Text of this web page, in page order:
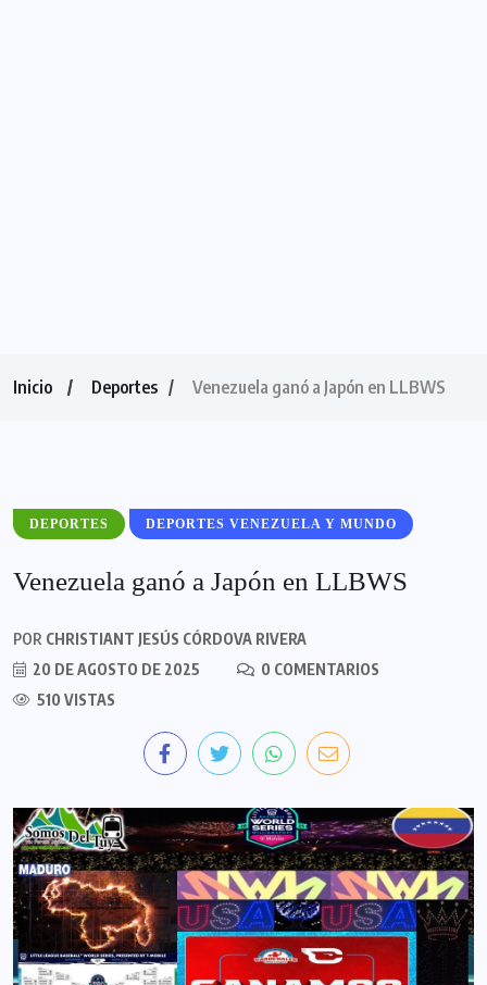
Inicio Deportes Venezuela ganó a Japón en LLBWS
DEPORTES DEPORTES VENEZUELA Y MUNDO
Venezuela ganó a Japón en LLBWS
POR CHRISTIANT JESÚS CÓRDOVA RIVERA
20 DE AGOSTO DE 2025
0 COMENTARIOS
510 VISTAS